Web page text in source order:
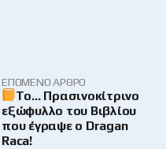
ΕΠΌΜΕΝΟ ΆΡΘΡΟ
Το… Πρασινοκίτρινο
εξώφυλλο του Βιβλίου
που έγραψε ο Dragan
Raca!